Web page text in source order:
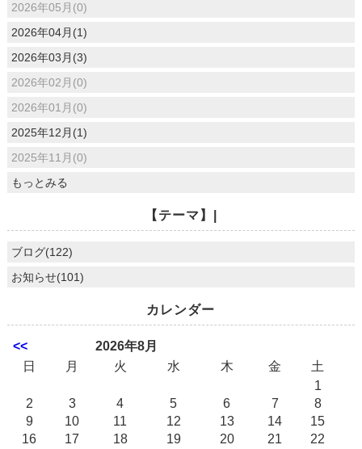
2026年05月(0)
2026年04月(1)
2026年03月(3)
2026年02月(0)
2026年01月(0)
2025年12月(1)
2025年11月(0)
もっとみる
【テーマ】|
ブログ(122)
お知らせ(101)
カレンダー
<<
2026年8月
日
月 火 水 木 金
土
1
2
3 4 5 6 7
8
9
10 11 12 13 14
15
16
17 18 19 20 21
22